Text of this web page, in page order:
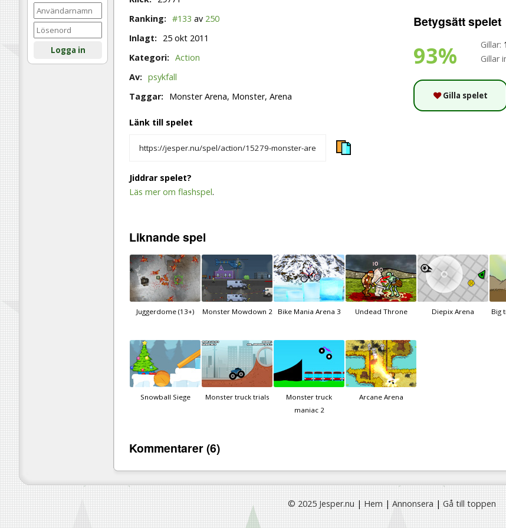
Logga in
Betygsätt spelet
93% Gillar:
Gillar
Gilla spelet
Ranking: #133 av 250
Inlagt:
25 okt 2011
Kategori: Action
Av: psykfall
Taggar:
Monster Arena, Monster, Arena
Länk till spelet
Jiddrar spelet?
Läs mer om flashspel.
Liknandespel
Juggerdome (13+) Monster Mowdown 2 Bike Mania Arena 3 Undead Throne Diepix Arena Big
Snowball Siege Monster truck trials
Monster truck
maniac 2
Arcane Arena
Kommentarer (6)
© 2025 Jesper.nu|Hem|Annonsera|Gå till toppen